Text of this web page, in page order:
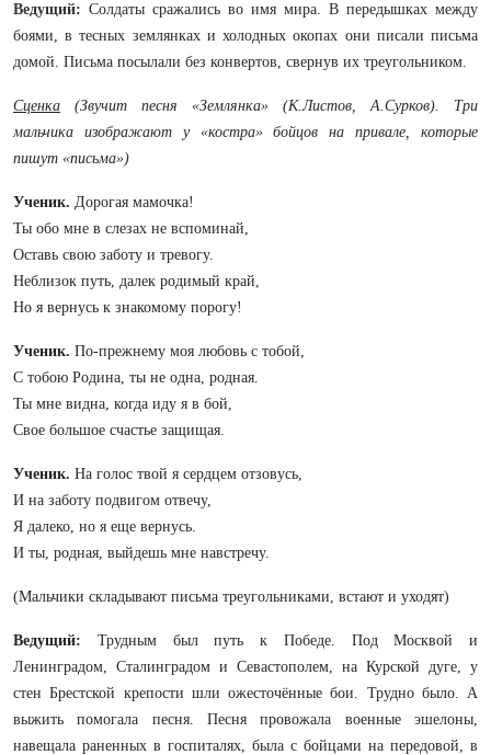
Ведущий: Солдаты сражались во имя мира. В передышках между
боями, в тесных землянках и холодных окопах они писали письма
домой. Письма посылали без конвертов, свернув их треугольником.
Сценка (Звучит песня «Землянка» (К.Листов, А.Сурков). Три
мальчика изображают у «костра» бойцов на привале, которые
пишут «письма»)
Ученик. Дорогая мамочка!
Ты обо мне в слезах не вспоминай,
Оставь свою заботу и тревогу.
Неблизок путь, далек родимый край,
Но я вернусь к знакомому порогу!
Ученик. По-прежнему моя любовь с тобой,
С тобою Родина, ты не одна, родная.
Ты мне видна, когда иду я в бой,
Свое большое счастье защищая.
Ученик. На голос твой я сердцем отзовусь,
И на заботу подвигом отвечу,
Я далеко, но я еще вернусь.
И ты, родная, выйдешь мне навстречу.
(Мальчики складывают письма треугольниками, встают и уходят)
Ведущий: Трудным был путь к Победе. Под Москвой и
Ленинградом, Сталинградом и Севастополем, на Курской дуге, у
стен Брестской крепости шли ожесточённые бои. Трудно было. А
выжить помогала песня. Песня провожала военные эшелоны,
навещала раненных в госпиталях, была с бойцами на передовой, в